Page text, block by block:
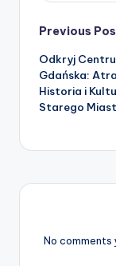
Post
Previous
Odkryj
Gdańska:
Historia i
Starego
No comments